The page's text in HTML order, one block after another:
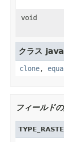
void
クラス
clone,
フィールド